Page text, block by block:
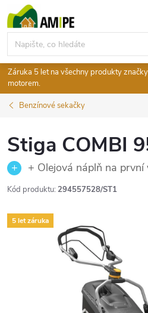
na
obsah
Záruka 5 let na všechny produkty
motorem.
Benzínové sekačky
Stiga COMBI
+ Olejová náplň na první
Kód produktu: 294557528/ST1
5 let záruka